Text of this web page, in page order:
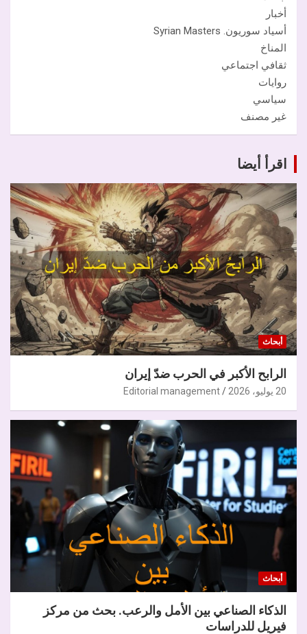
أخبار
أسياد سوريون. Syrian Masters
المناخ
ثقافي اجتماعي
روايات
سياسي
غير مصنف
اقرأ أيضا
أبحاث
الرابح الأكبر في الحرب ضدّ إيران
20 يوليو، 2026 Editorial management
أبحاث
الذكاء الصناعي بين الأمل والرعب. بحث من مركز
فيريل للدراسات